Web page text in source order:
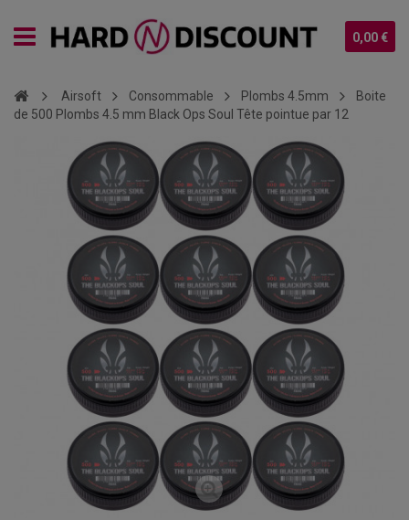
0,00 €
Airsoft Consommable Plombs 4.5mm
Boite
de 500 Plombs 4.5 mm Black Ops Soul Tête pointue par 12